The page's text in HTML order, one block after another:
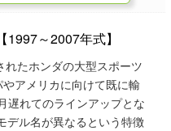
れたホンダの大型スポーツ
アメリカに向けて既に輸
遅れてのラインアップとな
デル名が異なるという特徴